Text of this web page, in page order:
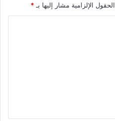
الحقول الإلزامية مشار إليها بـ *